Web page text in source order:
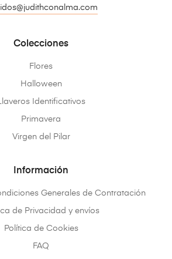
Colecciones
Flores
Halloween
Identificativos
Primavera
Virgen del Pilar
Información
Generales de Contratación
de Privacidad y envíos
Política de Cookies
FAQ